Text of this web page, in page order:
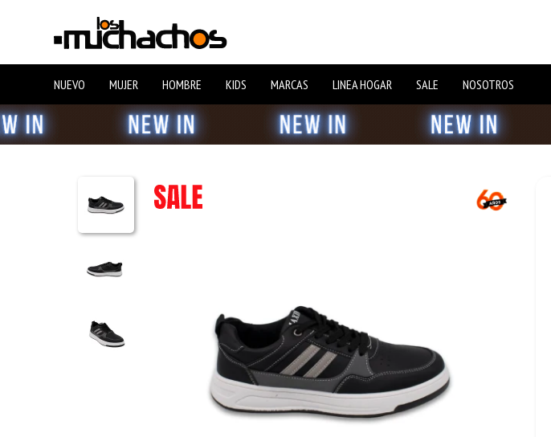
NUEVO MUJER HOMBRE KIDS MARCAS LINEA HOGAR SALE NOSOTROS